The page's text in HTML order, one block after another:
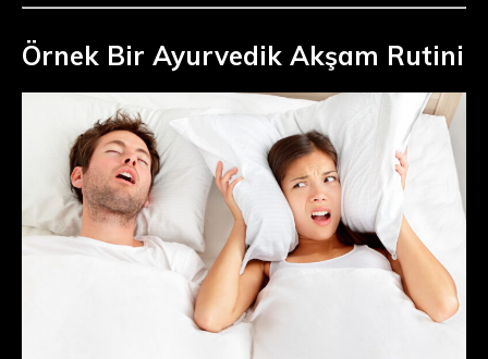
Örnek Bir Ayurvedik Akşam Rutini